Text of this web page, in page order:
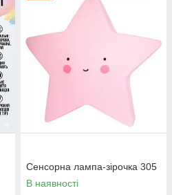
Сенсорна лампа-зірочка 305
В наявності